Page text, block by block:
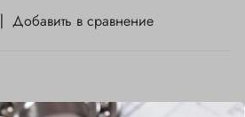
Добавить в сравнение